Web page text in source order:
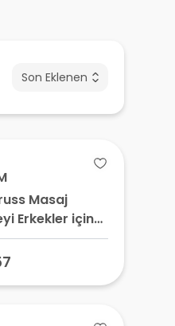
Son Eklenen
Masaj
Erkekler için